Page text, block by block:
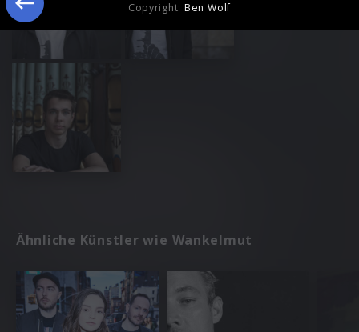
Ähnliche Künstler wie Wankelmut
Copyright:Ben Wolf